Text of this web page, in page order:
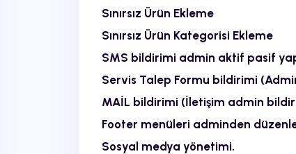
Sınırsız Ürün Ekleme
Sınırsız Ürün Kategorisi Ekleme
SMS bildirimi admin aktif pasif
Servis Talep Formu bildirimi
MAİL bildirimi (İletişim admin
Footer menüleri adminden
Sosyal medya yönetimi.